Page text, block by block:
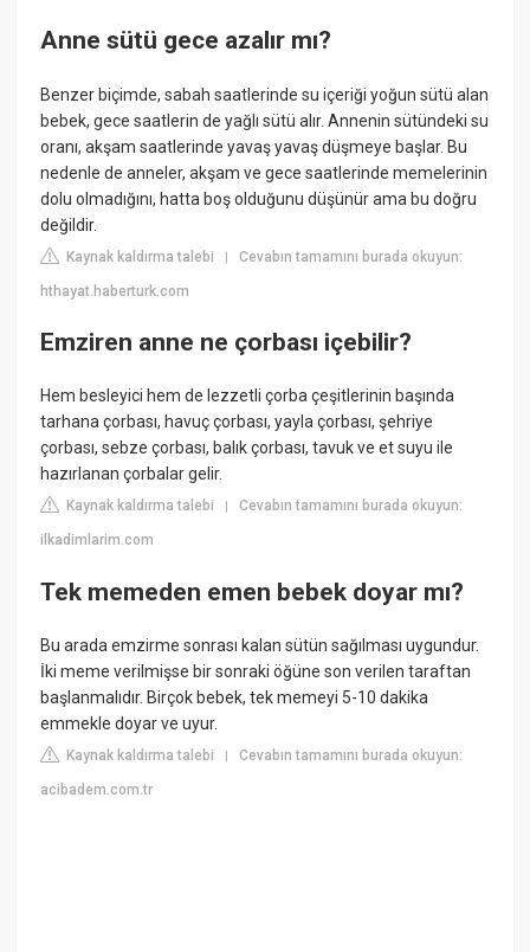
Anne sütü gece azalır mı?
Benzer biçimde, sabah saatlerinde su içeriği yoğun sütü alan
bebek, gece saatlerin de yağlı sütü alır. Annenin sütündeki su
oranı, akşam saatlerinde yavaş yavaş düşmeye başlar. Bu
nedenle de anneler, akşam ve gece saatlerinde memelerinin
dolu olmadığını, hatta boş olduğunu düşünür ama bu doğru
değildir.
Kaynak kaldırma talebi |Cevabın tamamını burada okuyun:
hthayat.haberturk.com
Emziren anne ne çorbası içebilir?
Hem besleyici hem de lezzetli çorba çeşitlerinin başında
tarhana çorbası, havuç çorbası, yayla çorbası, şehriye
çorbası, sebze çorbası, balık çorbası, tavuk ve et suyu ile
hazırlanan çorbalar gelir.
Kaynak kaldırma talebi |Cevabın tamamını burada okuyun:
ilkadimlarim.com
Tek memeden emen bebek doyar mı?
Bu arada emzirme sonrası kalan sütün sağılması uygundur.
İki meme verilmişse bir sonraki öğüne son verilen taraftan
başlanmalıdır. Birçok bebek, tek memeyi 5-10 dakika
emmekle doyar ve uyur.
Kaynak kaldırma talebi |Cevabın tamamını burada okuyun:
acibadem.com.tr